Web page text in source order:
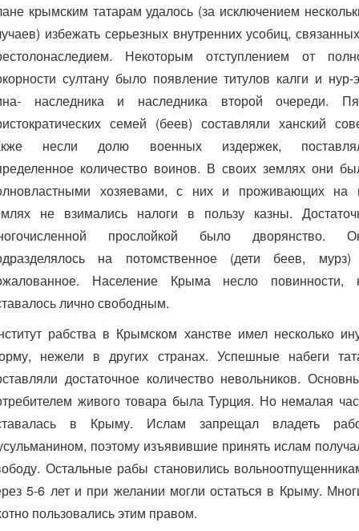
крымским татарам удалось (за исключением
избежать серьезных внутренних усобиц,
Некоторым отступлением от
султану было появление титулов калги и нур-
наследника и наследника второй очереди.
семей (беев) составляли ханский
несли долю военных издержек,
количество воинов. В своих землях они
хозяевами, с них и проживающих на
не взимались налоги в пользу казны.
прослойкой было дворянство.
на потомственное (дети беев,
Население Крыма несло повинности,
лично свободным.
рабства в Крымском ханстве имел несколько
нежели в других странах. Успешные набеги
достаточное количество невольников.
живого товара была Турция. Но немалая
в Крыму. Ислам запрещал владеть
поэтому изъявившие принять ислам
Остальные рабы становились
5-6 лет и при желании могли остаться в Крыму.
пользовались этим правом.